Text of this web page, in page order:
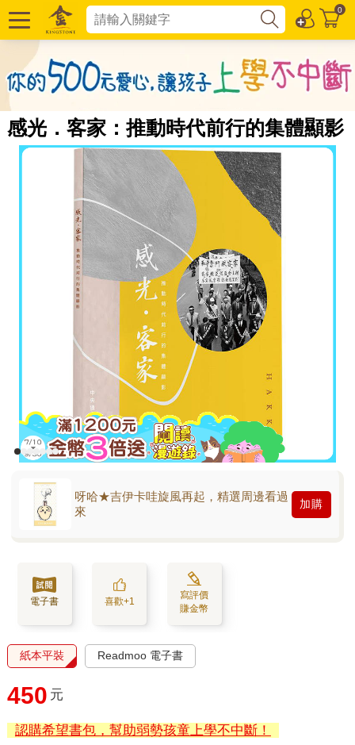
0
感光．客家：推動時代前行的集體顯影
呀哈★吉伊卡哇旋風再起，精選周邊看過
來
加購
電子書 喜歡+1
寫評價
賺金幣
紙本平裝 Readmoo 電子書
450 元
認購希望書包，幫助弱勢孩童上學不中斷！